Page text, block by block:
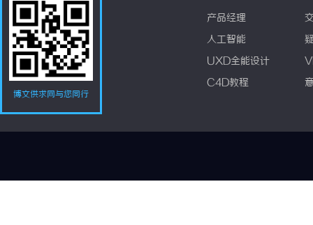
博文供求网与您同行
产品经理
人工智能
UXD全能设计
C4D教程